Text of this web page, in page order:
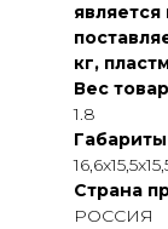
кг,
Вес
1.8
Страна
РОССИЯ